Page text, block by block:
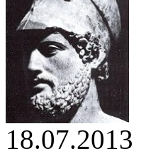
18.07.2013